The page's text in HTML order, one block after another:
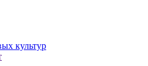
культур